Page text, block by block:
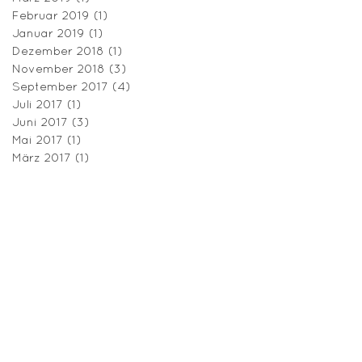
Februar 2019 (1)
Januar 2019 (1)
Dezember 2018 (1)
November 2018 (3)
September 2017 (4)
Juli 2017 (1)
Juni 2017 (3)
Mai 2017 (1)
März 2017 (1)